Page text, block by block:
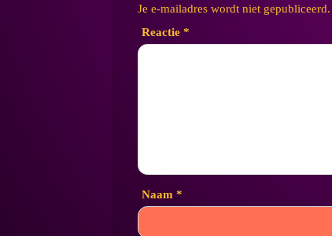
Je e-mailadres wordt niet gepubliceerd.
Reactie *
Naam *